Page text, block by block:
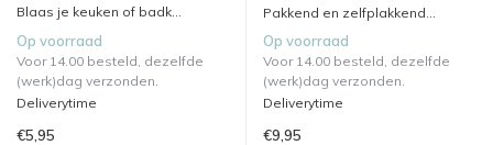
Blaas je keuken of badk...
Op voorraad
Voor 14.00 besteld, dezelfde
(werk)dag verzonden.
Deliverytime
€5,95
Pakkend en zelfplakkend...
Op voorraad
Voor 14.00 besteld, dezelfde
(werk)dag verzonden.
Deliverytime
€9,95